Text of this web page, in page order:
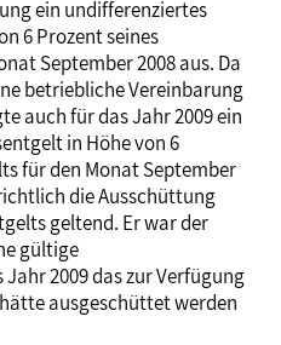
ein undifferenziertes
6 Prozent seines
September 2008 aus. Da
betriebliche Vereinbarung
auch für das Jahr 2009 ein
in Höhe von 6
für den Monat September
die Ausschüttung
geltend. Er war der
gültige
2009 das zur Verfügung
ausgeschüttet werden